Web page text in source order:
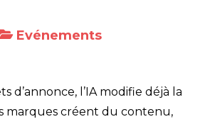
Evénements
d’annonce, l’IA modifie déjà la
marques créent du contenu,